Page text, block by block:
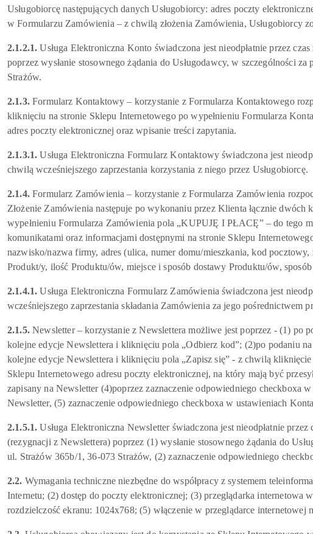
Usługobiorcę następujących danych Usługobiorcy: adres poczty
w Formularzu Zamówienia – z chwilą złożenia Zamówienia, Usługobiorcy
2.1.2.1. Usługa Elektroniczna Konto świadczona jest nieodpłatnie przez
poprzez wysłanie stosownego żądania do Usługodawcy, w szczególności
Strażów.
2.1.3.Formularz Kontaktowy – korzystanie z Formularza Kontaktowego
kliknięciu na stronie Sklepu Internetowego po wypełnieniu Formularza
adres poczty elektronicznej oraz wpisanie treści zapytania.
2.1.3.1. Usługa Elektroniczna Formularz Kontaktowy świadczona jest
chwilą wcześniejszego zaprzestania korzystania z niego przez Usługobiorcę.
2.1.4.Formularz Zamówienia – korzystanie z Formularza Zamówienia
Złożenie Zamówienia następuje po wykonaniu przez Klienta łącznie
wypełnieniu Formularza Zamówienia pola „KUPUJĘ I PŁACĘ” – do tego
komunikatami oraz informacjami dostępnymi na stronie Sklepu
nazwisko/nazwa firmy, adres (ulica, numer domu/mieszkania, kod
Produkt/y, ilość Produktu/ów, miejsce i sposób dostawy Produktu/ów,
2.1.4.1. Usługa Elektroniczna Formularz Zamówienia świadczona jest
wcześniejszego zaprzestania składania Zamówienia za jego pośrednictwem
2.1.5.Newsletter – korzystanie z Newslettera możliwe jest poprzez - (1) po
kolejne edycje Newslettera i kliknięciu pola „Odbierz kod”; (2)po podaniu
kolejne edycje Newslettera i kliknięciu pola „Zapisz się” - z chwilą
Sklepu Internetowego adresu poczty elektronicznej, na który mają być
zapisany na Newsletter (4)poprzez zaznaczenie odpowiedniego checkboxa
Newsletter, (5) zaznaczenie odpowiedniego checkboxa w ustawieniach
2.1.5.1. Usługa Elektroniczna Newsletter świadczona jest nieodpłatnie
(rezygnacji z Newslettera) poprzez (1) wysłanie stosownego żądania do
ul. Strażów 365b/1, 36-073 Strażów, (2) zaznaczenie odpowiedniego
2.2. Wymagania techniczne niezbędne do współpracy z systemem
Internetu; (2) dostęp do poczty elektronicznej; (3) przeglądarka
rozdzielczość ekranu: 1024x768; (5) włączenie w przeglądarce